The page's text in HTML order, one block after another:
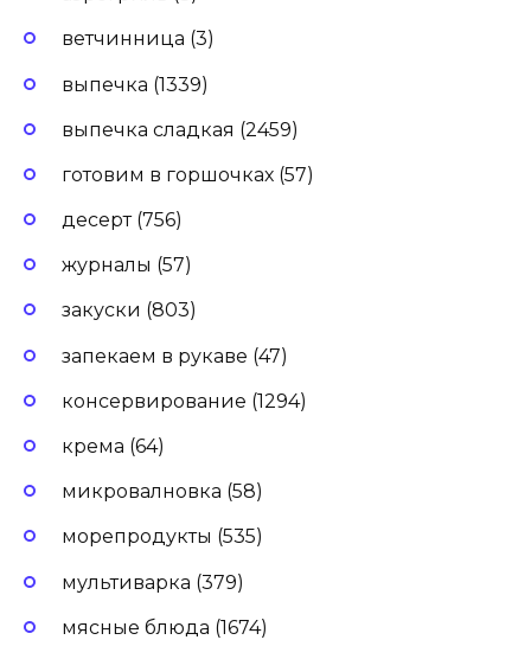
ветчинница (3)
выпечка (1339)
выпечка сладкая (2459)
готовим в горшочках (57)
десерт (756)
журналы (57)
закуски (803)
запекаем в рукаве (47)
консервирование (1294)
крема (64)
микровалновка (58)
морепродукты (535)
мультиварка (379)
мясные блюда (1674)